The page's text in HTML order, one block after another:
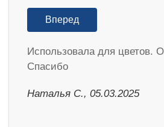
Вперед
Использовала для цветов.
Спасибо
Наталья С., 05.03.2025